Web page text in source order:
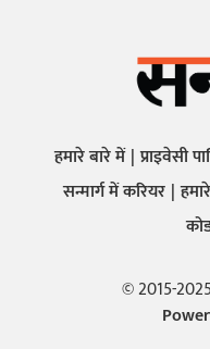
हमारे बारे में प्राइवेसी
सन्मार्ग में करियर
© 2015-